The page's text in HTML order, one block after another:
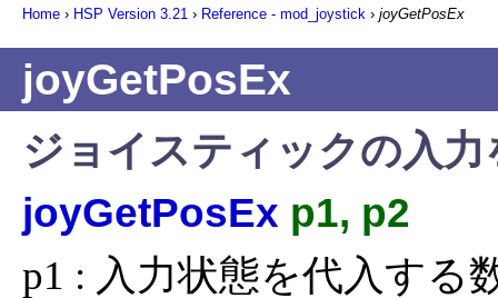
Home › HSP Version 3.21 › Reference - mod_joystick › joyGetPosEx
joyGetPosEx
ジョイスティックの入
joyGetPosEx p1, p2
p1 : 入力状態を代入する